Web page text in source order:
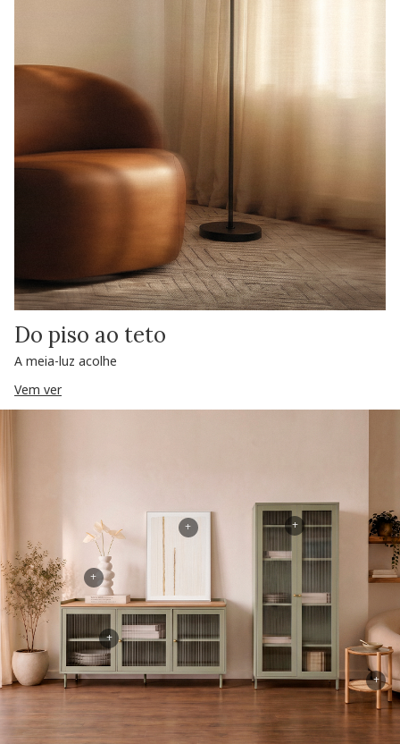
Do piso ao teto
A meia-luz acolhe
Vem ver
+
+
+
+
+